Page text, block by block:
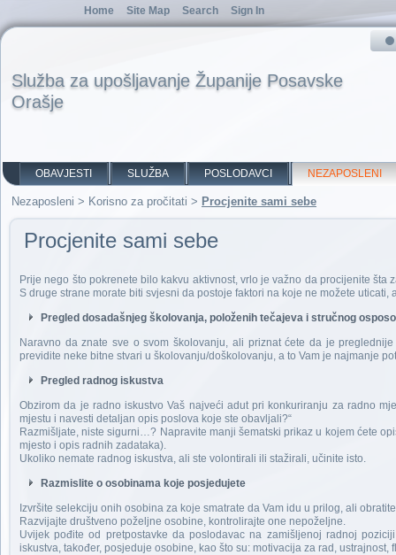
Služba za upošljavanje Županije Posavske
Orašje
OBAVJESTI SLUŽBA POSLODAVCI NEZAPOSLENI
Nezaposleni > Korisno za pročitati > Procjenite sami sebe
Procjenite sami sebe
Prije nego što pokrenete bilo kakvu aktivnost, vrlo je važno da procijenite
S druge strane morate biti svjesni da postoje faktori na koje ne možete uticati,
Pregled dosadašnjeg školovanja, položenih tečajeva i stručnog
Naravno da znate sve o svom školovanju, ali priznat ćete da je
previdite neke bitne stvari u školovanju/doškolovanju, a to Vam je najmanje
Pregled radnog iskustva
Obzirom da je radno iskustvo Vaš najveći adut pri konkuriranju za radno
mjestu i navesti detaljan opis poslova koje ste obavljali?“
Razmišljate, niste sigurni…? Napravite manji šematski prikaz u kojem ćete
mjesto i opis radnih zadataka).
Ukoliko nemate radnog iskustva, ali ste volontirali ili stažirali, učinite isto.
Razmislite o osobinama koje posjedujete
Izvršite selekciju onih osobina za koje smatrate da Vam idu u prilog, ali
Razvijajte društveno poželjne osobine, kontrolirajte one nepoželjne.
Uvijek pođite od pretpostavke da poslodavac na zamišljenoj radnoj
iskustva, također, posjeduje osobine, kao što su: motivacija za rad,
Home Site Map Search Sign In